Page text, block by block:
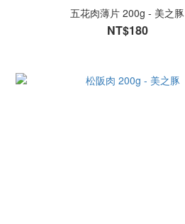
五花肉薄片 200g - 美之豚
NT$180